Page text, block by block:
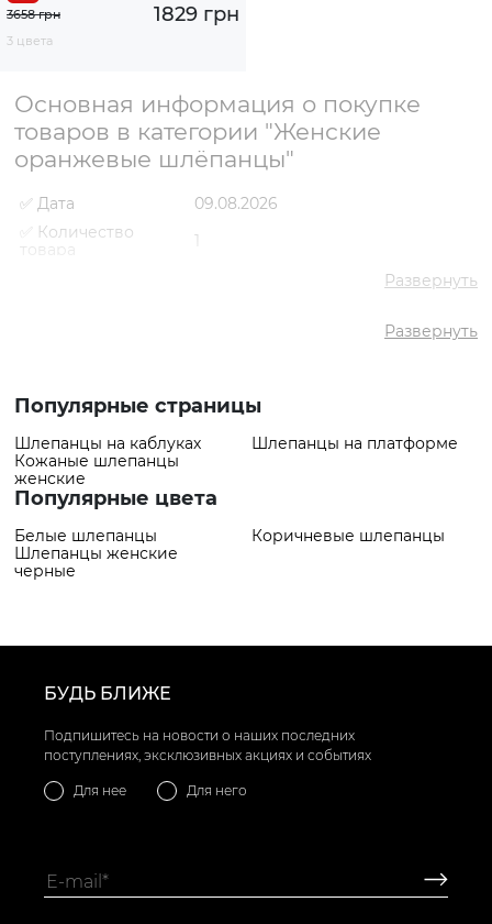
Популярные страницы
Шлепанцы на каблуках
Шлепанцы на платформе
Кожаные шлепанцы
женские
Популярные цвета
Белые шлепанцы
Коричневые шлепанцы
Шлепанцы женские
черные
1829 грн
3658 грн
3 цвета
Основная информация о покупке
товаров в категории "Женские
оранжевые шлёпанцы"
✅ Дата
09.08.2026
✅ Количество
товара
1
✅ Самый
популярный товар
Шлёпанцы VS000094563
Оранжевый
Развернуть
Развернуть
БУДЬ БЛИЖЕ
Подпишитесь на новости о наших последних
поступлениях, эксклюзивных акциях и событиях
Для нее Для него